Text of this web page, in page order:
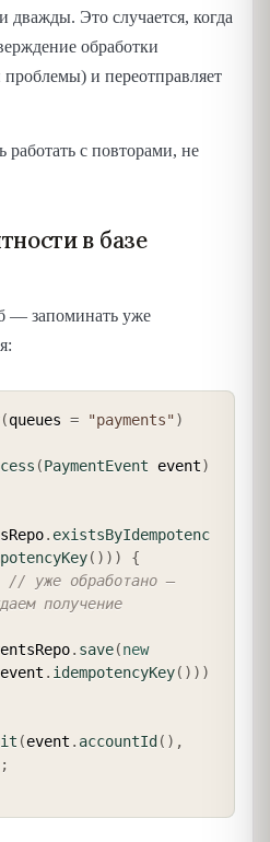
Это случается, когда
обработки
проблемы) и переотправляет
работать с повторами, не
в базе
— запоминать уже
(queues = "payments")
(PaymentEvent event)
. existsByIdempotenc
( ) ) )
{
// уже обработано —
получение
. save(new
event . idempotencyKey( ) ) )
(event . accountId ( ) ,
;